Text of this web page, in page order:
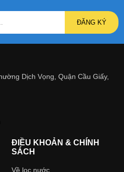
Về lọc nước
CS giao hàng